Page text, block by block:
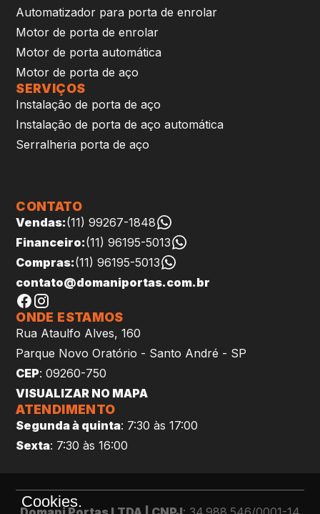
Automatizador para porta de enrolar
Motor de porta de enrolar
Motor de porta automática
Motor de porta de aço
SERVIÇOS
Instalação de porta de aço
Instalação de porta de aço automática
Serralheria porta de aço
CONTATO
Vendas:(11) 99267-1848
Financeiro:(11) 96195-5013
Compras:(11) 96195-5013
contato@domaniportas.com.br
ONDE ESTAMOS
Rua Ataulfo Alves, 160
Parque Novo Oratório - Santo André - SP
CEP: 09260-750
VISUALIZAR NO MAPA
ATENDIMENTO
Segunda à quinta: 7:30 às 17:00
Sexta: 7:30 às 16:00
Cookies.